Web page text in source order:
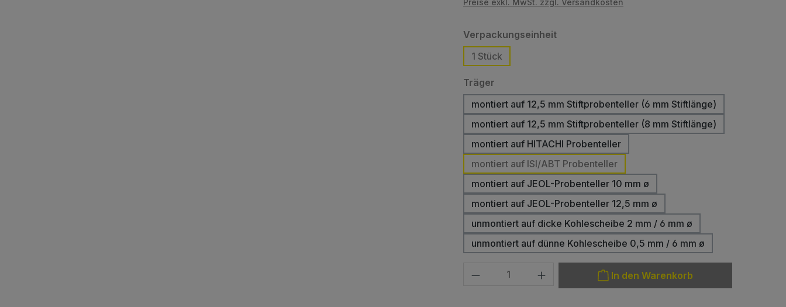
Preise exkl. MwSt. zzgl. Versandkosten
Verpackungseinheitauswählen
1 Stück
Träger
montiert auf 12,5 mm Stiftprobenteller (6 mm Stiftlänge)
montiert auf 12,5 mm Stiftprobenteller (8 mm Stiftlänge)
montiert auf HITACHI Probenteller
montiert auf ISI/ABT Probenteller
montiert auf JEOL-Probenteller 10 mm ø
montiert auf JEOL-Probenteller 12,5 mm ø
unmontiert auf dicke Kohlescheibe 2 mm / 6 mm ø
unmontiert auf dünne Kohlescheibe 0,5 mm / 6 mm ø
Produkt Anzahl: Gib den gewünschten Wert ein oder benutze die
In den Warenkorb